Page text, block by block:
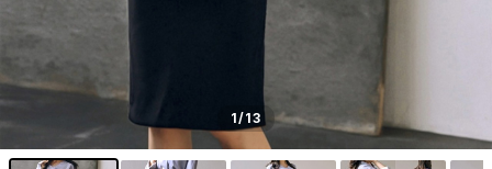
1/13